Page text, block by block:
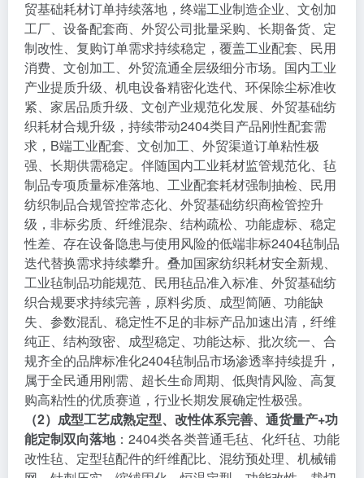
贸基础耗材订单持续落地，终端工业制造企业、文创加
工厂、设备配套商、外贸公司批量采购、长期备货、定
制改性、复购订单需求持续稳定，覆盖工业配套、民用
消费、文创加工、外贸流通全层级细分市场。国内工业
产业提质升级、机电设备精密化迭代、环保除尘标准收
紧、家居品质升级、文创产业规范化发展、外贸基础纺
织耗材合规升级，持续带动2404类目产品刚性配套需
求，B端工业配套、文创加工、外贸渠道订单粘性极
强、长期供需稳定。伴随国内工业耗材监管规范化、毡
制品专项质量标准落地、工业配套耗材强制抽检、民用
纺织制品合规管控常态化、外贸基础纺织商检管控升
级，非标劣质、纤维混杂、结构疏松、功能虚标、稳定
性差、存在设备隐患与使用风险的低端非标2404毡制品
迭代替换需求持续攀升。叠加国家纺织耗材安全新规、
工业毡制品功能规范、民用毡品准入标准、外贸基础纺
织合规要求持续完善，原料劣质、成型简陋、功能缺
失、参数混乱、稳定性不足的非标产品加速出清，纤维
纯正、结构致密、成型稳定、功能达标、批次统一、合
规齐全的品牌标准化2404毡制品市场渗透率持续提升，
属于全民通用刚需、超长生命周期、低舆情风险、高复
购高粘性的优质赛道，行业长期发展确定性极强。
（2）成型工艺成熟定型、改性体系完善、通货量产+功
能定制双向落地：2404类各类普通毛毡、化纤毡、功能
改性毡、定型毡配件的纤维配比、混纺预处理、机械铺